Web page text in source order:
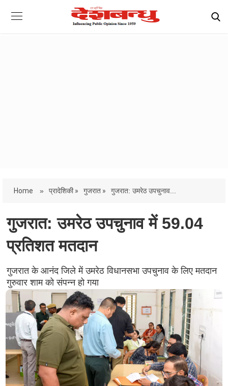
Home » प्रादेशिकी » गुजरात » गुजरात: उमरेठ उपचुनाव...
गुजरात: उमरेठ उपचुनाव में 59.04
प्रतिशत मतदान
गुजरात के आनंद जिले में उमरेठ विधानसभा उपचुनाव के लिए मतदान
गुरुवार शाम को संपन्न हो गया